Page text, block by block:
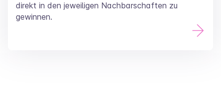
direkt in den jeweiligen Nachbarschaften zu
gewinnen.